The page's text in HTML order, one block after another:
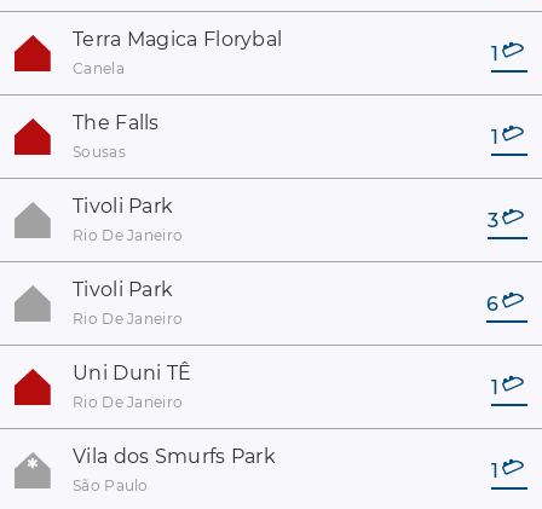
Terra Magica Florybal
Canela
1
The Falls
Sousas
1
Tivoli Park
Rio De Janeiro
3
Tivoli Park
Rio De Janeiro
6
Uni Duni TÊ
Rio De Janeiro
1
Vila dos Smurfs Park
São Paulo
1